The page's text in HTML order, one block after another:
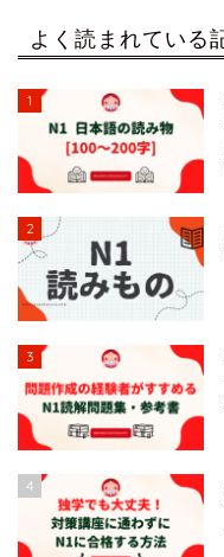
よく読まれている
1
2
3
4